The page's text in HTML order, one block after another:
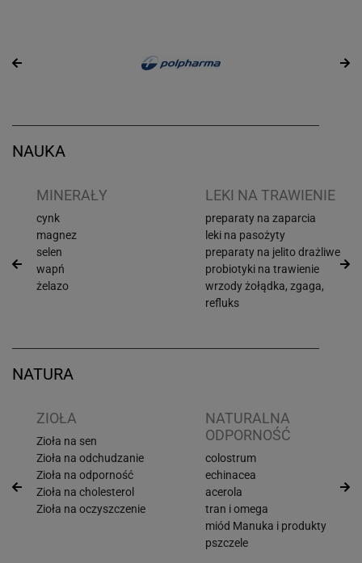
NAUKA
MINERAŁY
cynk
magnez
selen
wapń
żelazo
LEKI NA TRAWIENIE
preparaty na zaparcia
leki na pasożyty
preparaty na jelito drażliwe
probiotyki na trawienie
wrzody żołądka, zgaga,
refluks
NATURA
ZIOŁA
Zioła na sen
Zioła na odchudzanie
Zioła na odporność
Zioła na cholesterol
Zioła na oczyszczenie
NATURALNA
ODPORNOŚĆ
colostrum
echinacea
acerola
tran i omega
miód Manuka i produkty
pszczele